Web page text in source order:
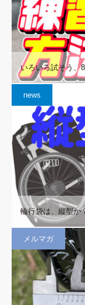
いろいろ試そう、
news
輪行袋は、縦型か
メルマガ